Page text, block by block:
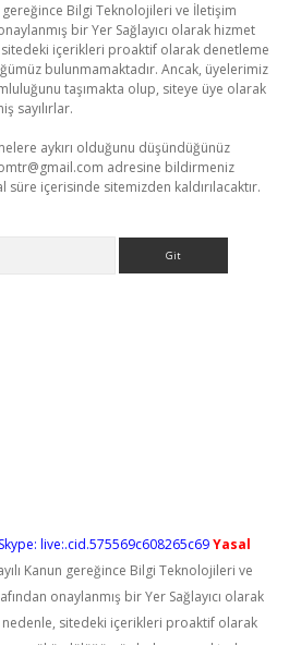
gereğince Bilgi Teknolojileri ve İletişim
bir Yer Sağlayıcı olarak hizmet
içerikleri proaktif olarak denetleme
bulunmamaktadır. Ancak, üyelerimiz
taşımakta olup, siteye üye olarak
sayılırlar.
aykırı olduğunu düşündüğünüz
adresine bildirmeniz
içerisinde sitemizden kaldırılacaktır.
Skype: live:.cid.575569c608265c69Yasal
Kanun gereğince Bilgi Teknolojileri ve
onaylanmış bir Yer Sağlayıcı olarak
sitedeki içerikleri proaktif olarak